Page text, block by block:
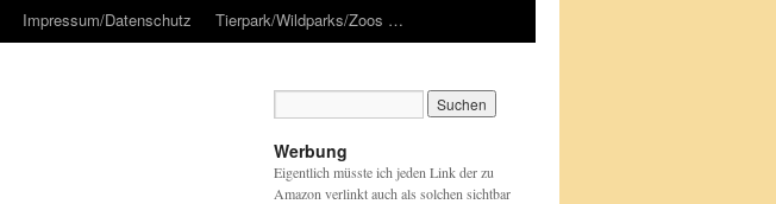
Impressum/Datenschutz Tierpark/Wildparks/Zoos …
Werbung
Eigentlich müsste ich jeden Link der zu
Amazon verlinkt auch als solchen sichtbar